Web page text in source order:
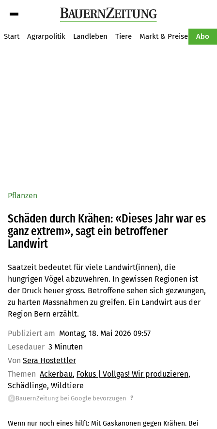
Start Agrarpolitik Landleben Tiere Markt & Preise Abo
Pflanzen
Schäden durch Krähen: «Dieses Jahr war es
ganz extrem», sagt ein betroffener
Landwirt
Saatzeit bedeutet für viele Landwirt(innen), die
hungrigen Vögel abzuwehren. In gewissen Regionen ist
der Druck heuer gross. Betroffene sehen sich gezwungen,
zu harten Massnahmen zu greifen. Ein Landwirt aus der
Region Bern erzählt.
Publiziert am Montag, 18. Mai 2026 09:57
Lesedauer 3 Minuten
Von Sera Hostettler
Themen Ackerbau Fokus | Vollgas! Wir produzieren
Schädlinge Wildtiere
G BauernZeitung bei Google bevorzugen ?
Wenn nur noch eines hilft: Mit Gaskanonen gegen Krähen. Bei